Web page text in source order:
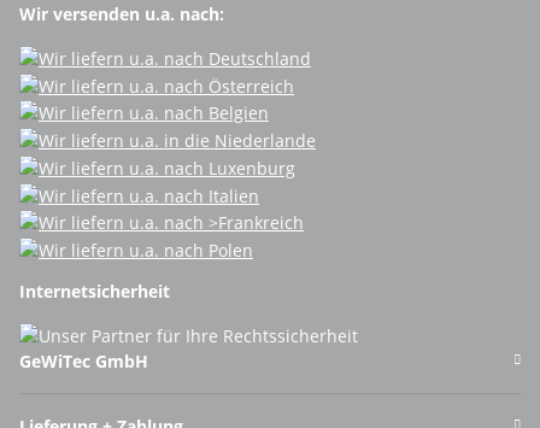
Wir versenden u.a. nach:
Internetsicherheit
GeWiTec GmbH